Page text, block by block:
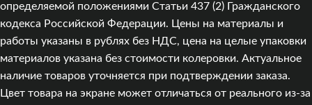
определяемой положениями Статьи 437 (2) Гражданского
кодекса Российской Федерации. Цены на материалы и
работы указаны в рублях без НДС, цена на целые упаковки
материалов указана без стоимости колеровки. Актуальное
наличие товаров уточняется при подтверждении заказа.
Цвет товара на экране может отличаться от реального из‑за